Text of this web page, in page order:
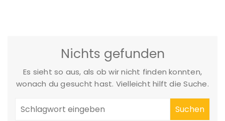
Nichts gefunden
Es sieht so aus, als ob wir nicht finden konnten,
wonach du gesucht hast. Vielleicht hilft die Suche.